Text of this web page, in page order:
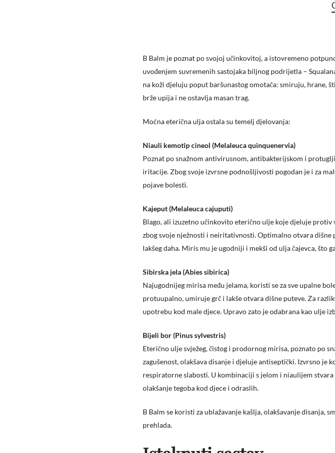
B Balm je poznat po svojoj učinkovitoj, a istovremeno
uvođenjem suvremenih sastojaka biljnog podrijetla –
na koži djeluju poput baršunastog omotača: smiruju, hrane,
brže upija i ne ostavlja masan trag.
Moćna eterična ulja ostala su temelj djelovanja:
Niauli kemotip cineol (Melaleuca quinquenervia)
Poznat po snažnom antivirusnom, antibakterijskom i
iritacije. Zbog svoje izvrsne podnošljivosti pogodan je i za
pojave bolesti.
Kajeput (Melaleuca cajuputi)
Blago, ali izuzetno učinkovito eterično ulje koje djeluje
zbog svoje nježnosti i neiritativnosti. Optimalno otvara dišne
lakšeg daha. Miris mu je ugodniji i mekši od ulja čajevca, što
Sibirska jela (Abies sibirica)
Najugodnijeg mirisa među jelama, koristi se za sve upalne
protuupalno, umiruje grč i lakše otvara dišne puteve. Za
upotrebu kod male djece. Upravo zato je odabrana kao ulje
Bijeli bor (Pinus sylvestris)
Eterično ulje svježeg, čistog i prodornog mirisa, poznato po
zagušenost, olakšava disanje i djeluje antiseptički. Izvrsno je
respiratorne slabosti. U kombinaciji s jelom i niaulijem
olakšanje tegoba kod djece i odraslih.
B Balm se koristi za ublažavanje kašlja, olakšavanje
prehlada.